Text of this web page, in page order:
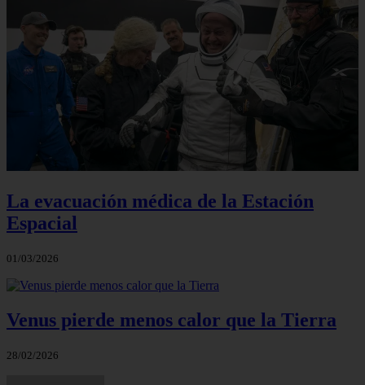
La evacuación médica de la Estación
Espacial
01/03/2026
Venus pierde menos calor que la Tierra
28/02/2026